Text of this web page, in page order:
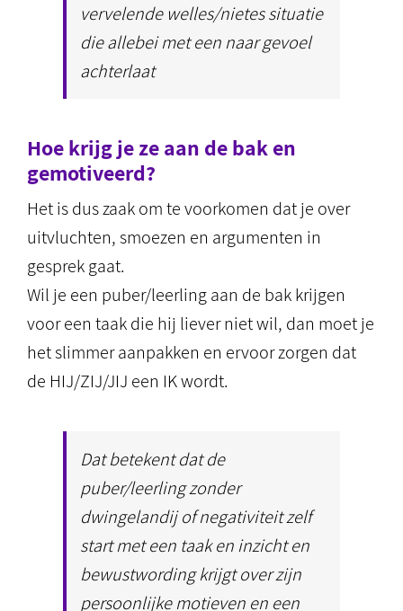
vervelende welles/nietes situatie
die allebei met een naar gevoel
achterlaat
Hoe krijg je ze aan de bak en
gemotiveerd?
Het is dus zaak om te voorkomen dat je over
uitvluchten, smoezen en argumenten in
gesprek gaat.
Wil je een puber/leerling aan de bak krijgen
voor een taak die hij liever niet wil, dan moet je
het slimmer aanpakken en ervoor zorgen dat
de HIJ/ZIJ/JIJ een IK wordt.
Dat betekent dat de
puber/leerling zonder
dwingelandij of negativiteit zelf
start met een taak en inzicht en
bewustwording krijgt over zijn
persoonlijke motieven en een